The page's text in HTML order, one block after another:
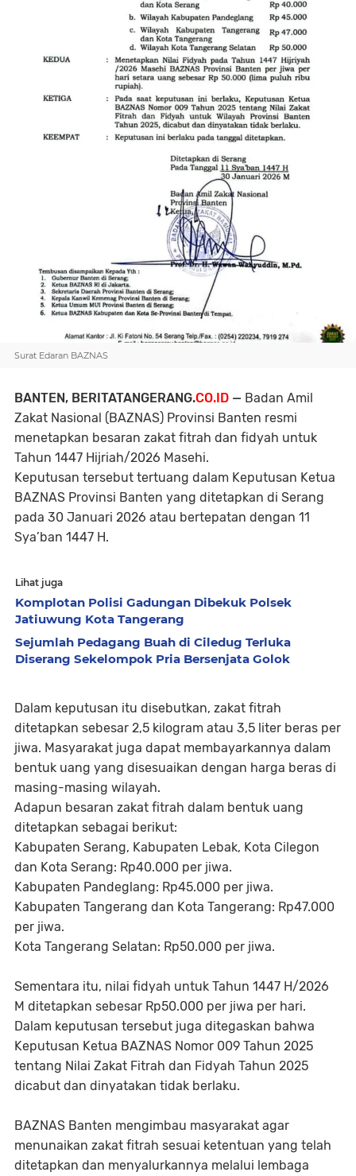
Surat Edaran BAZNAS
BANTEN, BERITATANGERANG.CO.ID — Badan Amil
Zakat Nasional (BAZNAS) Provinsi Banten resmi
menetapkan besaran zakat fitrah dan fidyah untuk
Tahun 1447 Hijriah/2026 Masehi.
Keputusan tersebut tertuang dalam Keputusan Ketua
BAZNAS Provinsi Banten yang ditetapkan di Serang
pada 30 Januari 2026 atau bertepatan dengan 11
Sya’ban 1447 H.
Lihat juga
Komplotan Polisi Gadungan Dibekuk Polsek
Jatiuwung Kota Tangerang
Sejumlah Pedagang Buah di Ciledug Terluka
Diserang Sekelompok Pria Bersenjata Golok
Dalam keputusan itu disebutkan, zakat fitrah
ditetapkan sebesar 2,5 kilogram atau 3,5 liter beras per
jiwa. Masyarakat juga dapat membayarkannya dalam
bentuk uang yang disesuaikan dengan harga beras di
masing-masing wilayah.
Adapun besaran zakat fitrah dalam bentuk uang
ditetapkan sebagai berikut:
Kabupaten Serang, Kabupaten Lebak, Kota Cilegon
dan Kota Serang: Rp40.000 per jiwa.
Kabupaten Pandeglang: Rp45.000 per jiwa.
Kabupaten Tangerang dan Kota Tangerang: Rp47.000
per jiwa.
Kota Tangerang Selatan: Rp50.000 per jiwa.
Sementara itu, nilai fidyah untuk Tahun 1447 H/2026
M ditetapkan sebesar Rp50.000 per jiwa per hari.
Dalam keputusan tersebut juga ditegaskan bahwa
Keputusan Ketua BAZNAS Nomor 009 Tahun 2025
tentang Nilai Zakat Fitrah dan Fidyah Tahun 2025
dicabut dan dinyatakan tidak berlaku.
BAZNAS Banten mengimbau masyarakat agar
menunaikan zakat fitrah sesuai ketentuan yang telah
ditetapkan dan menyalurkannya melalui lembaga